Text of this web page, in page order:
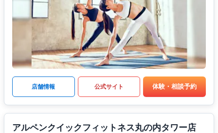
店舗情報 公式サイト 体験・相談予約
アルペンクイックフィットネス丸の内タワー店